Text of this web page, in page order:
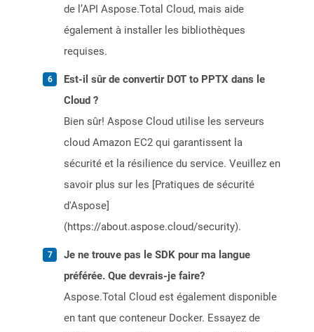
de l’API Aspose.Total Cloud, mais aide
également à installer les bibliothèques
requises.
Est-il sûr de convertir DOT to PPTX dans le
Cloud ?
Bien sûr! Aspose Cloud utilise les serveurs
cloud Amazon EC2 qui garantissent la
sécurité et la résilience du service. Veuillez en
savoir plus sur les [Pratiques de sécurité
d'Aspose]
(https://about.aspose.cloud/security).
Je ne trouve pas le SDK pour ma langue
préférée. Que devrais-je faire?
Aspose.Total Cloud est également disponible
en tant que conteneur Docker. Essayez de